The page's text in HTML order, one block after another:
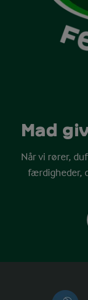
Mad
Når vi rører,
færdigheder,